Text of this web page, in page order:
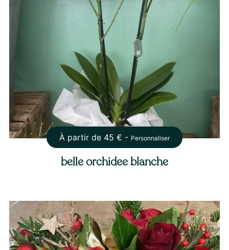
À partir de 45 € - Personnaliser
belle orchidee blanche